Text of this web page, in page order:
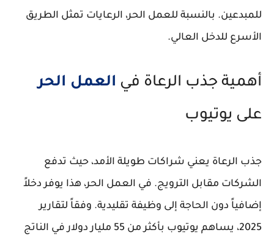
للمبدعين. بالنسبة للعمل الحر، الرعايات تمثل الطريق
الأسرع للدخل العالي.
أهمية جذب الرعاة في العمل الحر
على يوتيوب
جذب الرعاة يعني شراكات طويلة الأمد، حيث تدفع
الشركات مقابل الترويج. في العمل الحر، هذا يوفر دخلاً
إضافياً دون الحاجة إلى وظيفة تقليدية. وفقاً لتقارير
2025، يساهم يوتيوب بأكثر من 55 مليار دولار في الناتج